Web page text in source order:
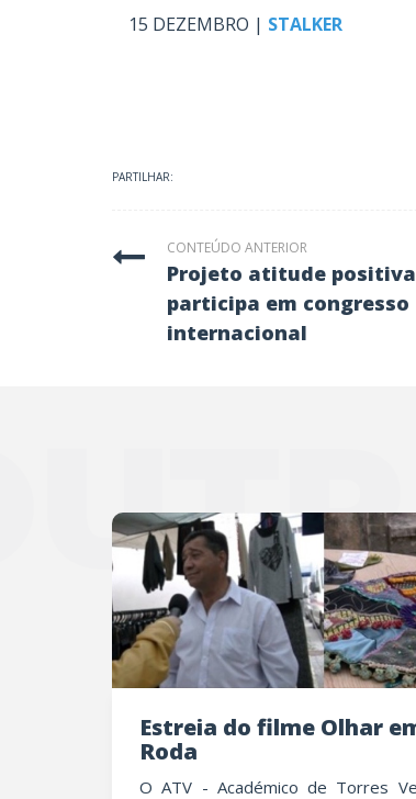
15 DEZEMBRO | STALKER
PARTILHAR:
CONTEÚDO ANTERIOR
projeto atitude positiva
participa em congresso
internacional
Estreia do filme Olhar em
Roda
O ATV - Académico de Torres